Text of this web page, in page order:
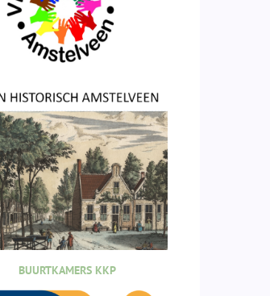
BUURTKAMERS KKP